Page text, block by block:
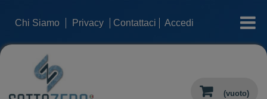
Chi Siamo Privacy Contattaci Accedi categorie
(vuoto)